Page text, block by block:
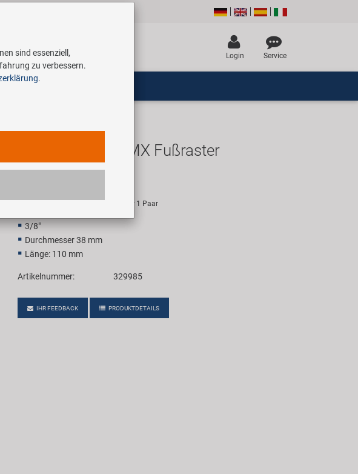
Login Service
S 3/8" x 26TPI BMX Fußraster
Unverbindliche Preisempfehlung für 1 Paar
3/8"
Durchmesser 38 mm
Länge: 110 mm
Artikelnummer: 329985
IHR FEEDBACK PRODUKTDETAILS
sind essenziell,
zu verbessern.
.